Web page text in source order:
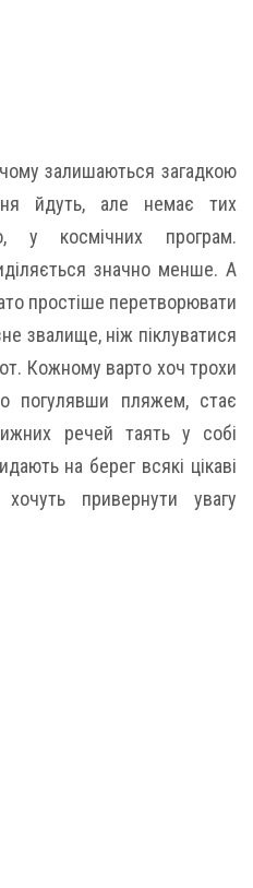
залишаються загадкою
йдуть, але немає тих
у космічних програм.
значно менше. А
простіше перетворювати
звалище, ніж піклуватися
Кожному варто хоч трохи
погулявши пляжем, стає
речей таять у собі
на берег всякі цікаві
привернути увагу